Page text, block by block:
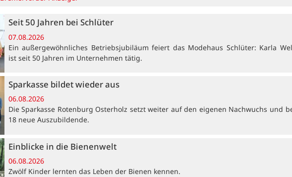
Seit 50 Jahren bei Schlüter
07.08.2026
Ein außergewöhnliches Betriebsjubiläum feiert das Modehaus Schlüter: Karla
ist seit 50 Jahren im Unternehmen tätig.
Sparkasse bildet wieder aus
06.08.2026
Die Sparkasse Rotenburg Osterholz setzt weiter auf den eigenen Nachwuchs und
18 neue Auszubildende.
Einblicke in die Bienenwelt
06.08.2026
Zwölf Kinder lernten das Leben der Bienen kennen.